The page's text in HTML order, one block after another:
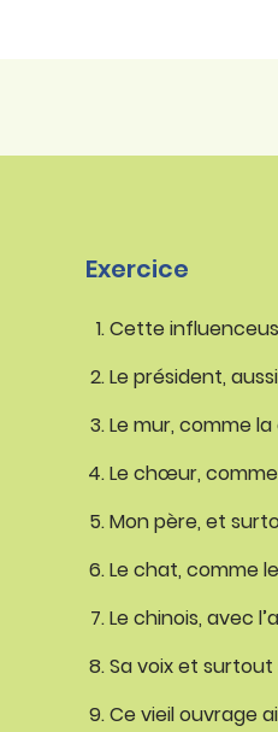
Exercice
Cette
Le président,
Le mur, comme
Le chœur,
Mon père, et
Le chat, comme
Le chinois, avec
Sa voix et
Ce vieil ouvrage